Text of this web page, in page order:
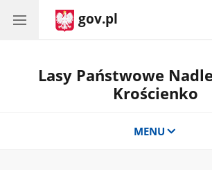
gov.pl
Lasy Państwowe
Krościenko
MENU